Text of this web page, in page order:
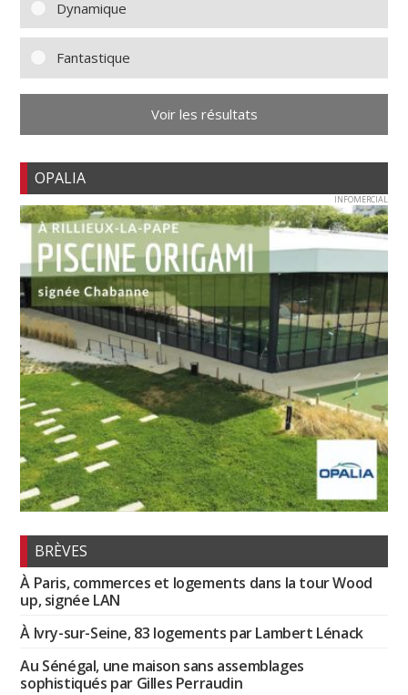
Dynamique
Fantastique
Voir les résultats
OPALIA
INFOMERCIAL
BRÈVES
À Paris, commerces et logements dans la tour Wood
up, signée LAN
À Ivry-sur-Seine, 83 logements par Lambert Lénack
Au Sénégal, une maison sans assemblages
sophistiqués par Gilles Perraudin